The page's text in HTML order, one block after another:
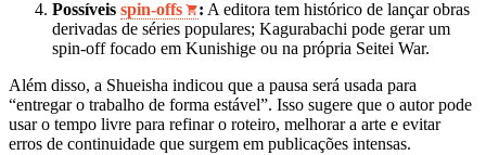
Possíveis spin‑offs : A editora tem histórico de lançar obras
derivadas de séries populares; Kagurabachi pode gerar um
spin‑off focado em Kunishige ou na própria Seitei War.
Além disso, a Shueisha indicou que a pausa será usada para
“entregar o trabalho de forma estável”. Isso sugere que o autor pode
usar o tempo livre para refinar o roteiro, melhorar a arte e evitar
erros de continuidade que surgem em publicações intensas.